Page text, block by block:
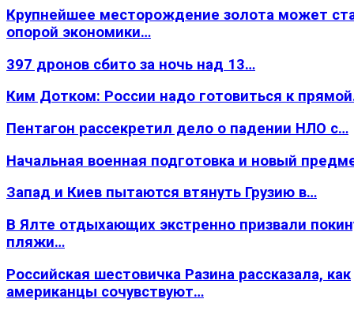
Крупнейшее месторождение золота может
опорой экономики…
397 дронов сбито за ночь над 13…
Ким Дотком: России надо готовиться к
Пентагон рассекретил дело о падении НЛО с…
Начальная военная подготовка и новый
Запад и Киев пытаются втянуть Грузию в…
В Ялте отдыхающих экстренно призвали
пляжи…
Российская шестовичка Разина рассказала, как
американцы сочувствуют…